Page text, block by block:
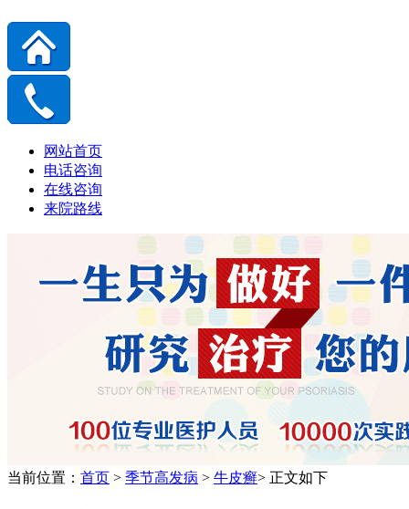
网站首页
电话咨询
在线咨询
来院路线
当前位置： 首页 > 季节高发病 > 牛皮癣> 正文如下